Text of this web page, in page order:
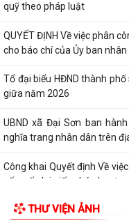
quỹ theo pháp luật
QUYẾT ĐỊNH Về việc phân
cho báo chí của Ủy ban nhân
Tổ đại biểu HĐND thành
giữa năm 2026
UBND xã Đại Sơn ban
nghĩa trang nhân dân trên
Công khai Quyết định Về
cấp, cấp lại giấy phép hoạt...
THƯ VIỆN ẢNH